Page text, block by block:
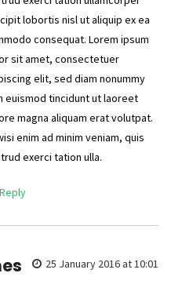
lobortis nisl ut aliquip ex ea
consequat. Lorem ipsum
sit amet, consectetuer
elit, sed diam nonummy
euismod tincidunt ut laoreet
magna aliquam erat volutpat.
enim ad minim veniam, quis
exerci tation ulla.
Reply
25 January 2016 at 10:01